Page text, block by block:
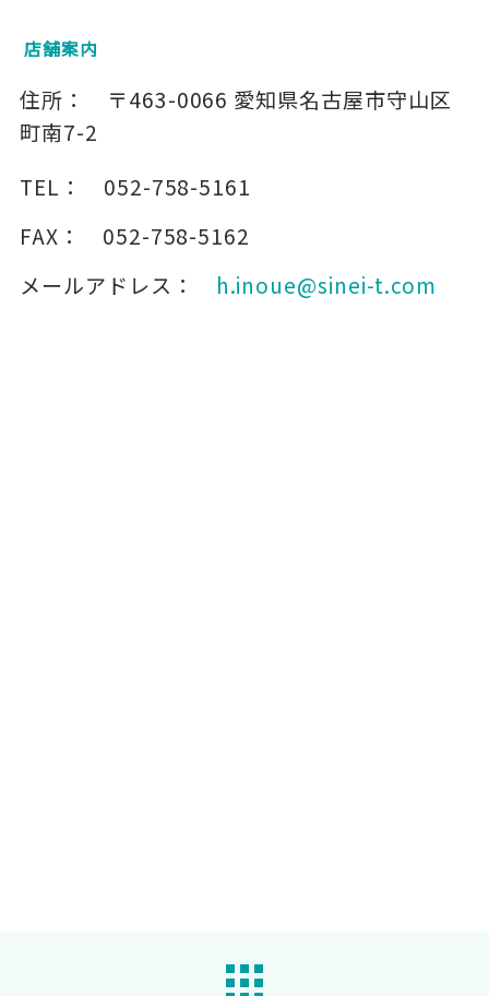
店舗案内
住所： 〒463-0066 愛知県名古屋市守山区
町南7-2
TEL：
052-758-5161
FAX：
052-758-5162
メールアドレス：
h.inoue@sinei-t.com